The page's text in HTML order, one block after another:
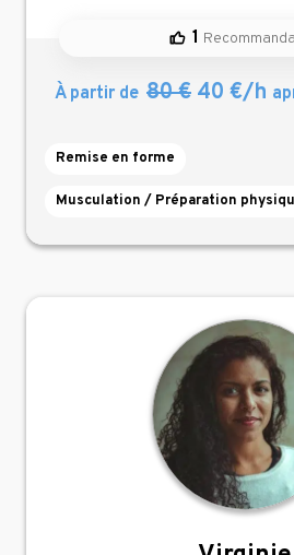
1
À partir de 80 € 40 €/h
Remise en forme
Musculation / Préparation